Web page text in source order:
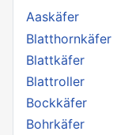
Aaskäfer
Blatthornkäfer
Blattkäfer
Blattroller
Bockkäfer
Bohrkäfer